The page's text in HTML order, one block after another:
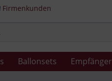
Firmenkunden
Ballonsets Empfänger